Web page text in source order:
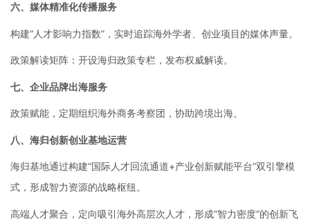
六、媒体精准化传播服务
构建“人才影响力指数”，实时追踪海外学者、创业项目的媒体声量。
政策解读矩阵：开设海归政策专栏，发布权威解读。
七、企业品牌出海服务
政策赋能，定期组织海外商务考察团，协助跨境出海。
八、海归创新创业基地运营
海归基地通过构建“国际人才回流通道+产业创新赋能平台”双引擎模
式，形成智力资源的战略枢纽。
高端人才聚合，定向吸引海外高层次人才，形成“智力密度”的创新飞